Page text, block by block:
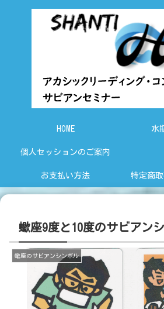
HOME 水
個人セッションのご案内
お支払い方法
蠍座9度と10度のサビアン
蠍座のサビアンシンボル